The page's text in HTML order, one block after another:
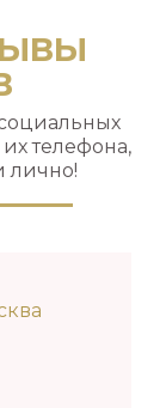
телефона,
лично!